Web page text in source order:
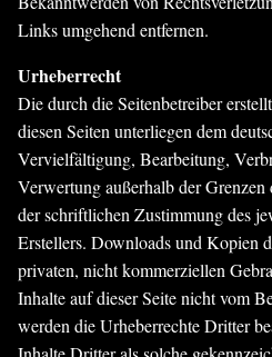
Links umgehend entfernen.
Urheberrecht
Die durch die Seitenbetreiber
diesen Seiten unterliegen dem
Vervielfältigung, Bearbeitung,
Verwertung außerhalb der Grenzen
der schriftlichen Zustimmung des
Erstellers. Downloads und Kopien
privaten, nicht kommerziellen
Inhalte auf dieser Seite nicht vom
werden die Urheberrechte Dritter